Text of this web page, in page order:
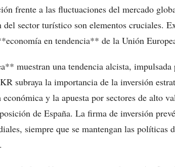
frente a las fluctuaciones del mercado
sector turístico son elementos cruciales.
en tendencia** de la Unión
muestran una tendencia alcista,
subraya la importancia de la inversión
y la apuesta por sectores de alto
de España. La firma de inversión
siempre que se mantengan las políticas